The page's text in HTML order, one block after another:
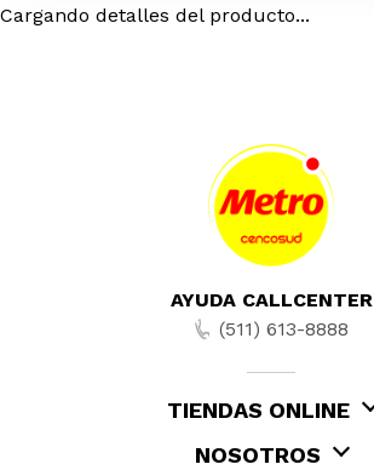
Cargando detalles del producto...
AYUDA CALLCENTER
(511) 613-8888
TIENDAS ONLINE
NOSOTROS